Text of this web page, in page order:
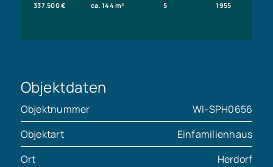
337.500 € ca. 144 m² 5 1955
Objektdaten
Objektnummer
WI-SPH0656
Objektart
Einfamilienhaus
Ort
Herdorf